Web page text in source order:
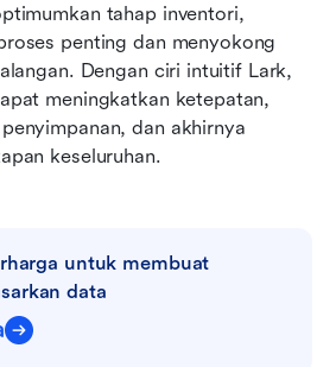
tahap inventori,
penting dan menyokong
Dengan ciri intuitif Lark,
meningkatkan ketepatan,
dan akhirnya
keseluruhan.
untuk membuat
data